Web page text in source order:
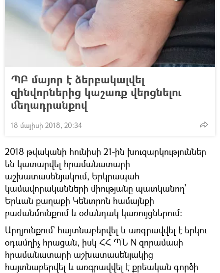
ՊԲ մայոր է ձերբակալվել
զինվորներից կաշառք վերցնելու
մեղադրանքով
18 մայիսի 2018, 20:34
2018 թվականի հունիսի 21-ին խուզարկություններ
են կատարվել հրամանատարի
աշխատասենյակում, Երկրապահ
կամավորականների միությանը պատկանող՝
Երևան քաղաքի Կենտրոն համայնքի
բաժանմունքում և օժանդակ կառույցներում:
Արդյունքում՝ հայտնաբերվել և առգրավվել է երկու
օդամղիչ հրացան, իսկ ՀՀ ՊՆ N զորամասի
հրամանատարի աշխատասենյակից
հայտնաբերվել և առգրավվել է քրեական գործի